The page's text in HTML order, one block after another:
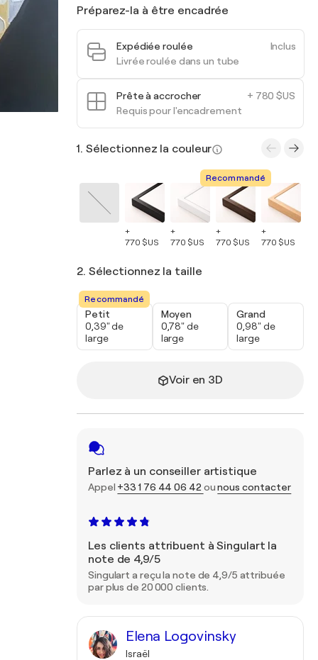
Préparez-la à être encadrée
Inclus
Expédiée roulée
Livrée roulée dans un tube
+ 780 $US
Prête à accrocher
Requis pour l'encadrement
1. Sélectionnez la couleur
+
770 $US
+
770 $US
Recommandé
+
770 $US
+
770 $US
2. Sélectionnez la taille
Recommandé
Petit
0,39" de
large
Moyen
0,78" de
large
Grand
0,98" de
large
Voir en 3D
Parlez à un conseiller artistique
Appel +33 1 76 44 06 42 ounous contacter
Les clients attribuent à Singulart la
note de 4,9/5
Singulart a reçu la note de 4,9/5 attribuée
par plus de 20 000 clients.
Elena Logovinsky
Israël